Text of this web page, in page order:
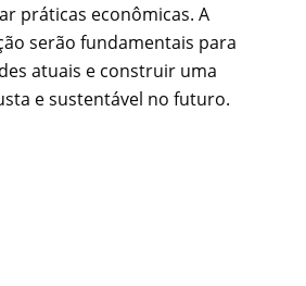
práticas econômicas. A
serão fundamentais para
atuais e construir uma
e sustentável no futuro.